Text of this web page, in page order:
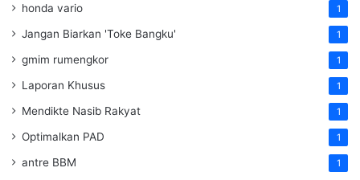
honda vario 1
Jangan Biarkan 'Toke Bangku' 1
gmim rumengkor 1
Laporan Khusus 1
Mendikte Nasib Rakyat 1
Optimalkan PAD 1
antre BBM 1